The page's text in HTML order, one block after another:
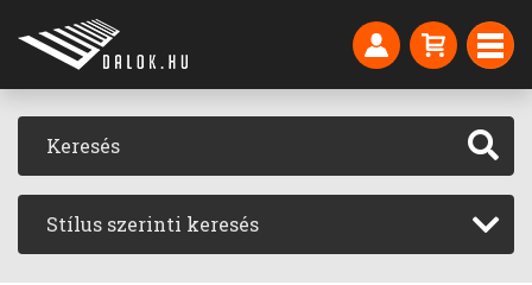
Stílus szerinti keresés